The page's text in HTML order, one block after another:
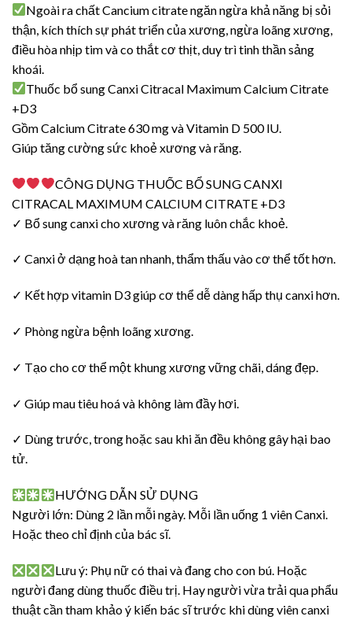
Ngoài ra chất Cancium citrate ngăn ngừa khả năng bị sỏi
thận, kích thích sự phát triển của xương, ngừa loãng xương,
điều hòa nhịp tim và co thắt cơ thịt, duy trì tinh thần sảng
khoái.
Thuốc bổ sung Canxi Citracal Maximum Calcium Citrate
+D3
Gồm Calcium Citrate 630 mg và Vitamin D 500 lU.
Giúp tăng cường sức khoẻ xương và răng.
CÔNG DỤNG THUỐC BỔ SUNG CANXI
CITRACAL MAXIMUM CALCIUM CITRATE +D3
✓ Bổ sung canxi cho xương và răng luôn chắc khoẻ.
✓ Canxi ở dạng hoà tan nhanh, thẩm thấu vào cơ thể tốt hơn.
✓ Kết hợp vitamin D3 giúp cơ thể dễ dàng hấp thụ canxi hơn.
✓ Phòng ngừa bệnh loãng xương.
✓ Tạo cho cơ thể một khung xương vững chãi, dáng đẹp.
✓ Giúp mau tiêu hoá và không làm đầy hơi.
✓ Dùng trước, trong hoặc sau khi ăn đều không gây hại bao
tử.
HƯỚNG DẪN SỬ DỤNG
Người lớn: Dùng 2 lần mỗi ngày. Mỗi lần uống 1 viên Canxi.
Hoặc theo chỉ định của bác sĩ.
Lưu ý: Phụ nữ có thai và đang cho con bú. Hoặc
người đang dùng thuốc điều trị. Hay người vừa trải qua phẩu
thuật cần tham khảo ý kiến bác sĩ trước khi dùng viên canxi